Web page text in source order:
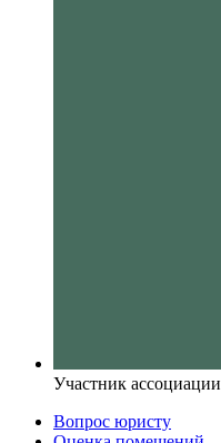
Участник ассоциации
Вопрос юристу